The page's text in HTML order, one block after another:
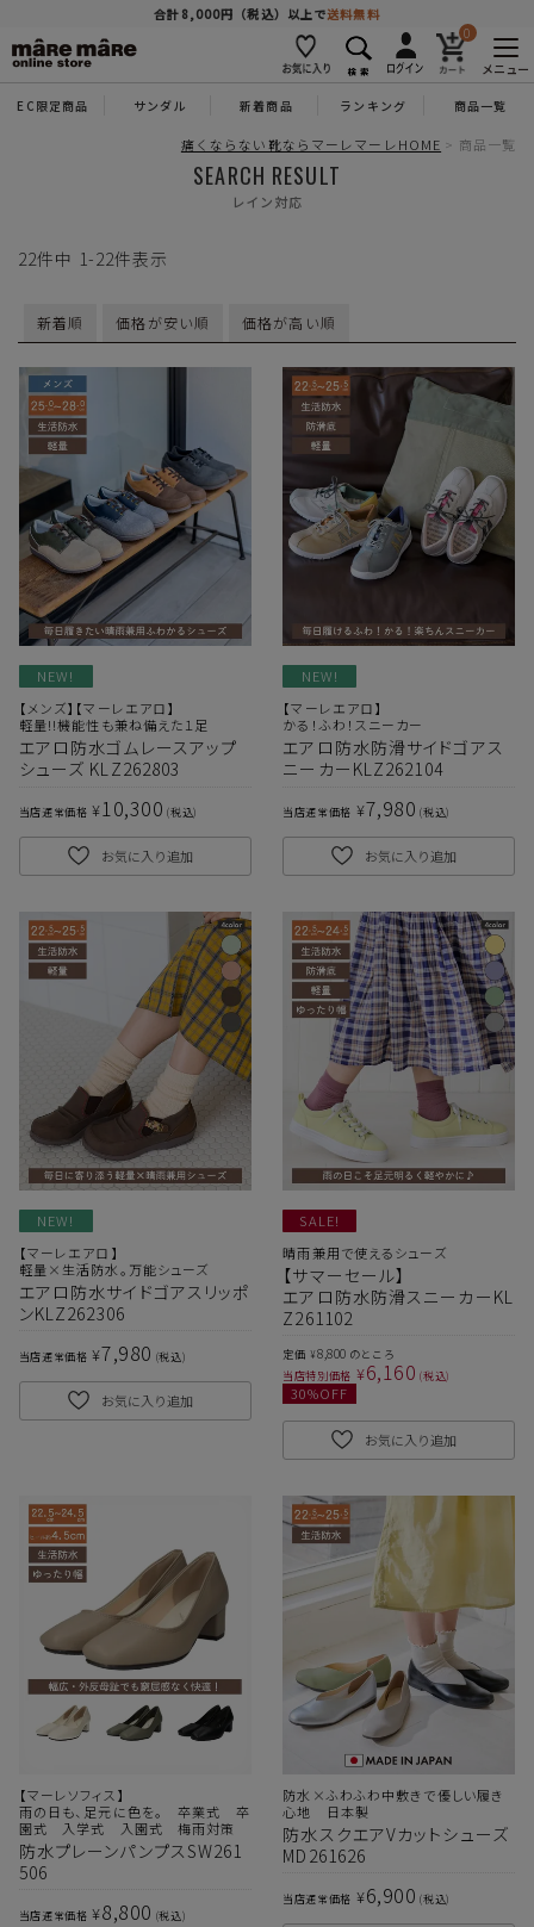
合計8,000円（税込）以上で送料無料
0
メニュー
EC限定商品 サンダル 新着商品 ランキング 商品一覧
痛くならない靴ならマーレマーレHOME 商品一覧
SEARCH RESULT
レイン対応
新着順 価格が安い順 価格が高い順
22件中 1-22件表示
NEW!
【メンズ】【マーレエアロ】
軽量!!機能性も兼ね備えた１足
エアロ防水ゴムレースアップ
シューズ KLZ262803
当店通常価格 ¥10,300 税込
お気に入り追加
NEW!
【マーレエアロ】
かる！ふわ！スニーカー
エアロ防水防滑サイドゴアス
ニーカーKLZ262104
当店通常価格 ¥7,980 税込
お気に入り追加
NEW!
【マーレエアロ】
軽量×生活防水。万能シューズ
エアロ防水サイドゴアスリッポ
ンKLZ262306
当店通常価格 ¥7,980 税込
お気に入り追加
SALE!
晴雨兼用で使えるシューズ
【サマーセール】
エアロ防水防滑スニーカーKL
Z261102
定価 ¥8,800 のところ
当店特別価格 ¥6,160 税込
30%OFF
お気に入り追加
【マーレソフィス】
雨の日も、足元に色を。 卒業式 卒
園式 入学式 入園式 梅雨対策
防水プレーンパンプスSW261
506
当店通常価格 ¥8,800 税込
防水×ふわふわ中敷きで優しい履き
心地 日本製
防水スクエアVカットシューズ
MD261626
当店通常価格 ¥6,900 税込
商品を探す
#コンフォート #パンプス #スニーカー #ブーツ
特徴
ブランド
カラー
サイズ
絞り込んで検索する